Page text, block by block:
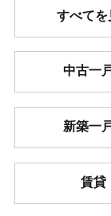
すべてを
中古一
新築一
賃貸